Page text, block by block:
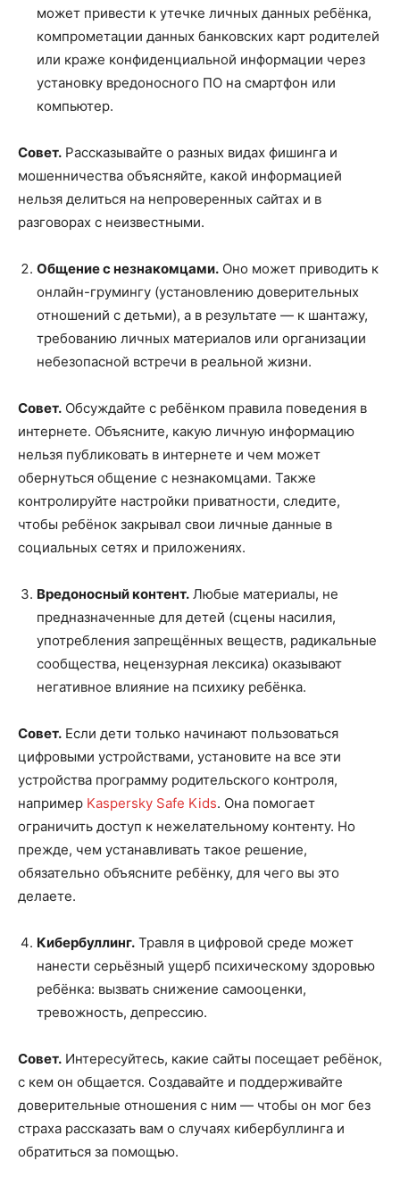
может привести к утечке личных данных ребёнка,
компрометации данных банковских карт родителей
или краже конфиденциальной информации через
установку вредоносного ПО на смартфон или
компьютер.
Совет. Рассказывайте о разных видах фишинга и
мошенничества объясняйте, какой информацией
нельзя делиться на непроверенных сайтах и в
разговорах с неизвестными.
Общение с незнакомцами. Оно может приводить к
онлайн-грумингу (установлению доверительных
отношений с детьми), а в результате — к шантажу,
требованию личных материалов или организации
небезопасной встречи в реальной жизни.
Совет. Обсуждайте с ребёнком правила поведения в
интернете. Объясните, какую личную информацию
нельзя публиковать в интернете и чем может
обернуться общение с незнакомцами. Также
контролируйте настройки приватности, следите,
чтобы ребёнок закрывал свои личные данные в
социальных сетях и приложениях.
Вредоносный контент. Любые материалы, не
предназначенные для детей (сцены насилия,
употребления запрещённых веществ, радикальные
сообщества, нецензурная лексика) оказывают
негативное влияние на психику ребёнка.
Совет. Если дети только начинают пользоваться
цифровыми устройствами, установите на все эти
устройства программу родительского контроля,
например Kaspersky Safe Kids. Она помогает
ограничить доступ к нежелательному контенту. Но
прежде, чем устанавливать такое решение,
обязательно объясните ребёнку, для чего вы это
делаете.
Кибербуллинг. Травля в цифровой среде может
нанести серьёзный ущерб психическому здоровью
ребёнка: вызвать снижение самооценки,
тревожность, депрессию.
Совет. Интересуйтесь, какие сайты посещает ребёнок,
с кем он общается. Создавайте и поддерживайте
доверительные отношения с ним — чтобы он мог без
страха рассказать вам о случаях кибербуллинга и
обратиться за помощью.